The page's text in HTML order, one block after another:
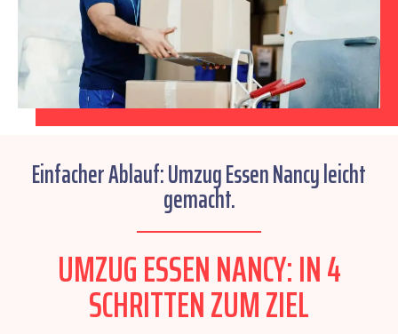
Einfacher Ablauf: Umzug Essen Nancy leicht
gemacht.
UMZUG ESSEN NANCY: IN 4
SCHRITTEN ZUM ZIEL